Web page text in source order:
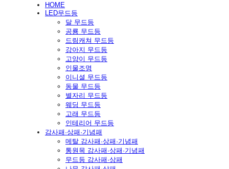
HOME
LED무드등
달 무드등
공룡 무드등
드림캐쳐 무드등
강아지 무드등
고양이 무드등
인물조명
이니셜 무드등
동물 무드등
별자리 무드등
웨딩 무드등
고래 무드등
인테리어 무드등
감사패·상패·기념패
메탈 감사패·상패·기념패
통원목 감사패·상패·기념패
무드등 감사패·상패